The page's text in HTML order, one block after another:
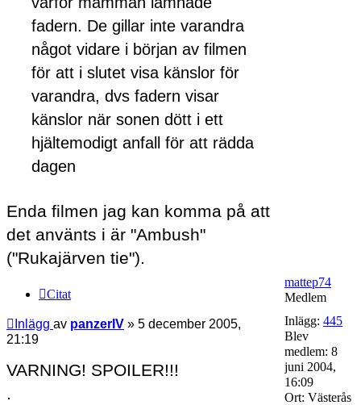
fadern. De gillar inte varandra
något vidare i början av filmen
för att i slutet visa känslor för
varandra, dvs fadern visar
känslor när sonen dött i ett
hjältemodigt anfall för att rädda
dagen
Enda filmen jag kan komma på att
det använts i är "Ambush"
("Rukajärven tie").
Citat
Inlägg av panzerIV » 5 december 2005,
21:19
VARNING! SPOILER!!!
.
mattep74
Medlem
Inlägg: 445
Blev
medlem: 8
juni 2004,
16:09
Ort: Västerås